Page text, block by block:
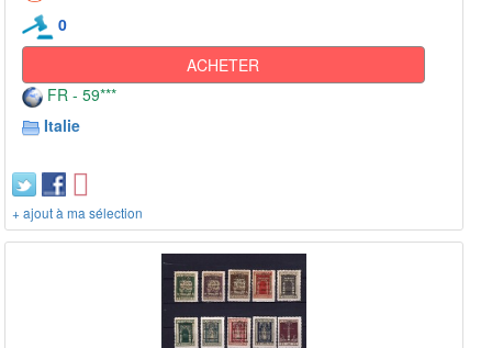
0
ACHETER
FR - 59***
Italie
+ ajout à ma sélection